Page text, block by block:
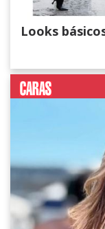
Looks